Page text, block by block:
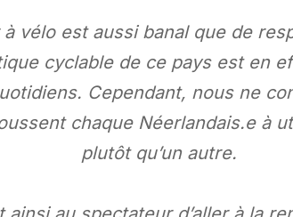
vélo est aussi banal que de
cyclable de ce pays est en
Cependant, nous ne
chaque Néerlandais.e à
plutôt qu’un autre.